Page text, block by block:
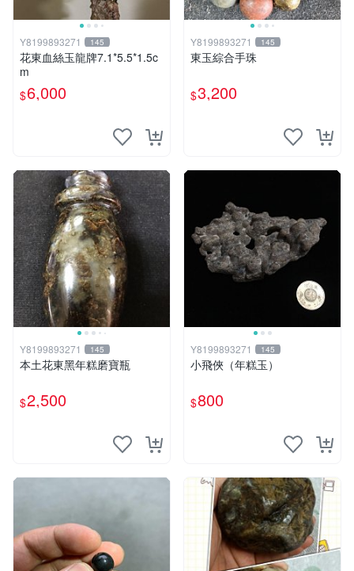
Y8199893271 145
花東血絲玉龍牌7.1*5.5*1.5c
m
$6,000
Y8199893271 145
東玉綜合手珠
$3,200
Y8199893271 145
本土花東黑年糕磨寶瓶
$2,500
Y8199893271 145
小飛俠（年糕玉）
$800